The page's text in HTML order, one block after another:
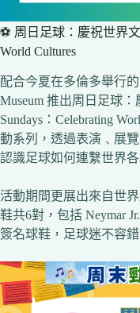
⚽ 周日足球：慶祝世界文
World Cultures
配合今夏在多倫多舉行
Museum 推出周日足球：
Sundays：Celebrating
動系列，透過表演﹑展
認識足球如何連繫世界各
活動期間更展出來自世
鞋共6對，包括 Neymar
簽名球鞋，足球迷不容